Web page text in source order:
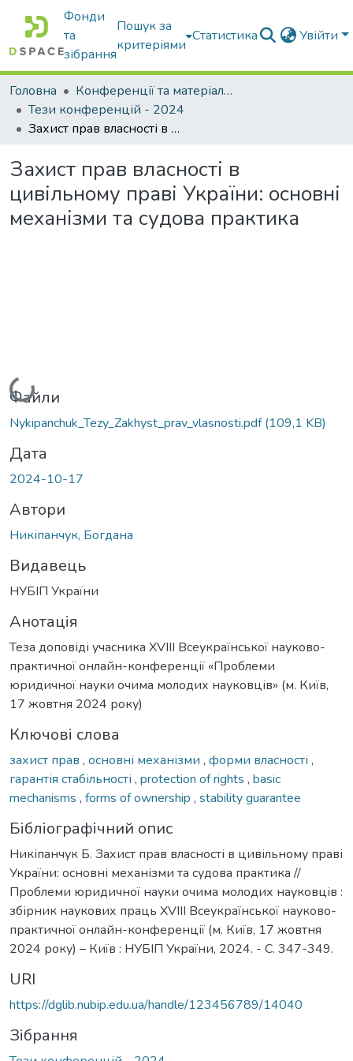
Фонди
та
зібрання
Пошук за
критеріями
Статистика Увійти
Головна
Конференції та матеріали конференцій
Тези конференцій - 2024
Захист прав власності в цивільному праві України: основні механізми та судова практика
Захист прав власності в
цивільному праві України: основні
механізми та судова практика
Вантажиться...
Файли
Nykipanchuk_Tezy_Zakhyst_prav_vlasnosti.pdf(109,1 KB)
Дата
2024-10-17
Автори
Никіпанчук, Богдана
Видавець
НУБІП України
Анотація
Теза доповіді учасника XVIII Всеукраїнської науково-
практичної онлайн-конференції «Проблеми
юридичної науки очима молодих науковців» (м. Київ,
17 жовтня 2024 року)
Ключові слова
захист прав , основні механізми , форми власності ,
гарантія стабільності , protection of rights , basic
mechanisms , forms of ownership , stability guarantee
Бібліографічний опис
Никіпанчук Б. Захист прав власності в цивільному праві
України: основні механізми та судова практика //
Проблеми юридичної науки очима молодих науковців :
збірник наукових праць XVIII Всеукраїнської науково-
практичної онлайн-конференції (м. Київ, 17 жовтня
2024 року) – Київ : НУБІП України, 2024. - С. 347-349.
URI
https://dglib.nubip.edu.ua/handle/123456789/14040
Зібрання